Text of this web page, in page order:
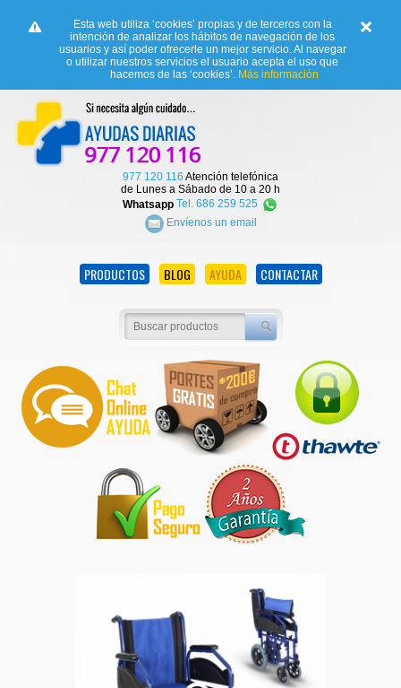
Esta web utiliza ‘cookies’ propias y de terceros con la
intención de analizar los hábitos de navegación de los
usuarios y así poder ofrecerle un mejor servicio. Al navegar
o utilizar nuestros servicios el usuario acepta el uso que
hacemos de las ‘cookies’. Más información
977 120 116 Atención telefónica
de Lunes a Sábado de 10 a 20 h
Whatsapp Tel. 686 259 525
Envíenos un email
PRODUCTOS BLOG AYUDA CONTACTAR